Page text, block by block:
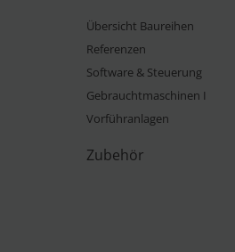
Übersicht Baureihen
Referenzen
Software & Steuerung
Gebrauchtmaschinen I
Vorführanlagen
Zubehör